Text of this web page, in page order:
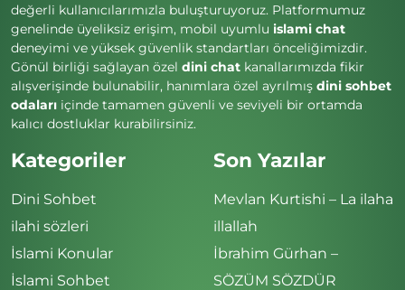
değerli kullanıcılarımızla buluşturuyoruz. Platformumuz
genelinde üyeliksiz erişim, mobil uyumlu islami chat
deneyimi ve yüksek güvenlik standartları önceliğimizdir.
Gönül birliği sağlayan özel dini chat kanallarımızda fikir
alışverişinde bulunabilir, hanımlara özel ayrılmış dini sohbet
odaları içinde tamamen güvenli ve seviyeli bir ortamda
kalıcı dostluklar kurabilirsiniz.
Kategoriler
Dini Sohbet
ilahi sözleri
İslami Konular
İslami Sohbet
Son Yazılar
Mevlan Kurtishi – La ilaha
illallah
İbrahim Gürhan –
SÖZÜM SÖZDÜR